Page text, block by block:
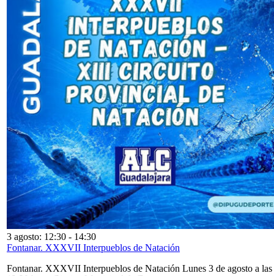
3 agosto: 12:30 - 14:30
Fontanar. XXXVII Interpueblos de Natación
Fontanar. XXXVII Interpueblos de Natación Lunes 3 de agosto a las